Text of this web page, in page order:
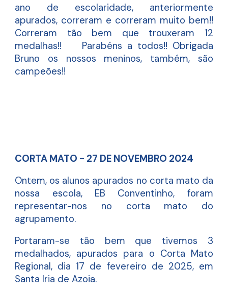
ano de escolaridade, anteriormente
apurados, correram e correram muito bem!!
Correram tão bem que trouxeram 12
medalhas!! Parabéns a todos!! Obrigada
Bruno os nossos meninos, também, são
campeões!!
CORTA MATO - 27 DE NOVEMBRO 2024
Ontem, os alunos apurados no corta mato da
nossa escola, EB Conventinho, foram
representar-nos no corta mato do
agrupamento.
Portaram-se tão bem que tivemos 3
medalhados, apurados para o Corta Mato
Regional, dia 17 de fevereiro de 2025, em
Santa Iria de Azoia.